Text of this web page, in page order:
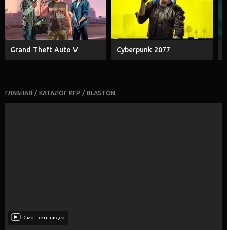
Grand Theft Auto V Cyberpunk 2077
ГЛАВНАЯ / КАТАЛОГ ИГР / BLASTON
Смотреть видео